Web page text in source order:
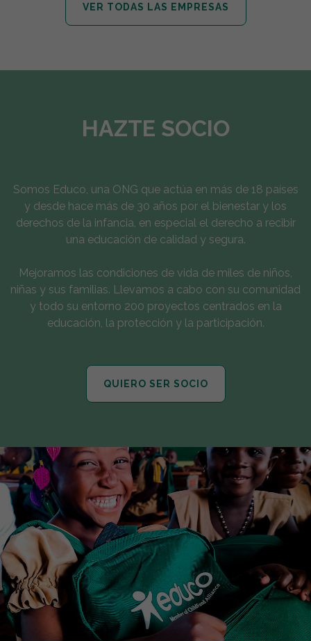
VER TODAS LAS EMPRESAS
HAZTE SOCIO
Somos Educo, una ONG que actúa en más de 18 países
y desde hace más de 30 años por el bienestar y los
derechos de la infancia, en especial el derecho a recibir
una educación de calidad y segura.
Mejoramos las condiciones de vida de miles de niños,
niñas y sus familias. Llevamos a cabo con su comunidad
y todo su entorno 200 proyectos centrados en la
educación, la protección y la participación.
QUIERO SER SOCIO